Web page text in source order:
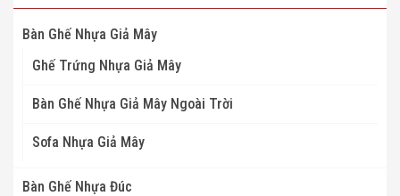
Bàn Ghế Nhựa Giả Mây
Ghế Trứng Nhựa Giả Mây
Bàn Ghế Nhựa Giả Mây Ngoài Trời
Sofa Nhựa Giả Mây
Bàn Ghế Nhựa Đúc